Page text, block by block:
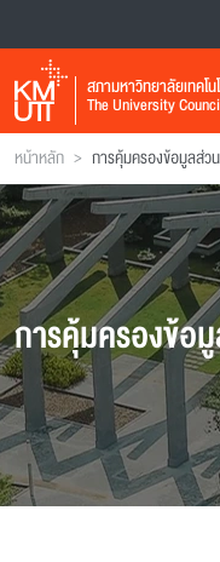
สภามหาวิทยาลัยเทคโ
The University
หน้าหลัก > การคุ้มครองข้อมูลส่ว
การคุ้มครองข้อ